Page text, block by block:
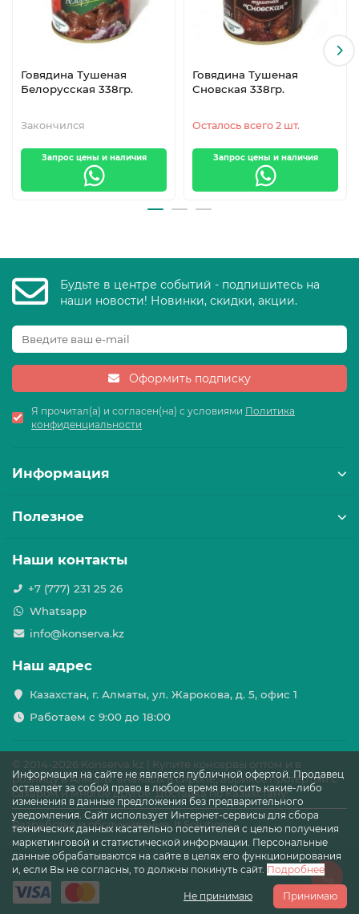
Говядина Тушеная
Белорусская 338гр.
Закончился
Запрос цены и наличия
Говядина Тушеная
Сновская 338гр.
Осталось всего 2 шт.
Запрос цены и наличия
Информация на сайте не является публичной офертой. Продавец
оставляет за собой право в любое время вносить какие-либо
изменения в данные предложения без предварительного
уведомления. Сайт использует Интернет-сервисы для сбора
технических данных касательно посетителей с целью получения
маркетинговой и статистической информации. Персональные
данные обрабатываются на сайте в целях его функционирования
и, если Вы не согласны, то должны покинуть сайт. Подробнее
Не принимаю Принимаю
Будьте в центре событий - подпишитесь на
наши новости! Новинки, скидки, акции.
Оформить подписку
Я прочитал(а) и согласен(на) с условиями Политика
конфиденциальности
Информация
Полезное
Наши контакты
+7 (777) 231 25 26
Whatsapp
info@konserva.kz
Наш адрес
Казахстан, г. Алматы, ул. Жарокова, д. 5, офис 1
Работаем с 9:00 до 18:00
© 2014-2026 Konserva.kz | Купите консервы оптом и в
розницу в Алматы: ананасы в сиропе, абрикос протёртый с
сахаром и многое другое. Доставка по Казахстану!
Разработка и обслуживание: It Solutions